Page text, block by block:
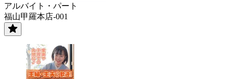
アルバイト・パート
福山甲羅本店-001